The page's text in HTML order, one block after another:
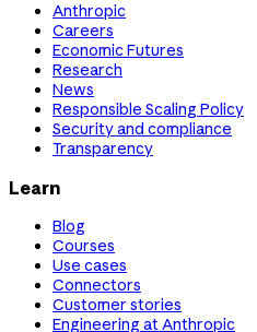
Anthropic
Careers
Economic Futures
Research
News
Responsible Scaling Policy
Security and compliance
Transparency
Learn
Blog
Courses
Use cases
Connectors
Customer stories
Engineering at Anthropic